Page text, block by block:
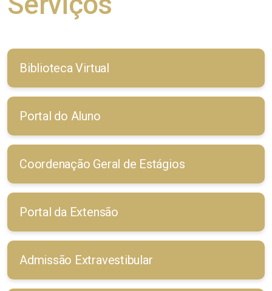
Biblioteca Virtual
Portal do Aluno
Coordenação Geral de Estágios
Portal da Extensão
Admissão Extravestibular